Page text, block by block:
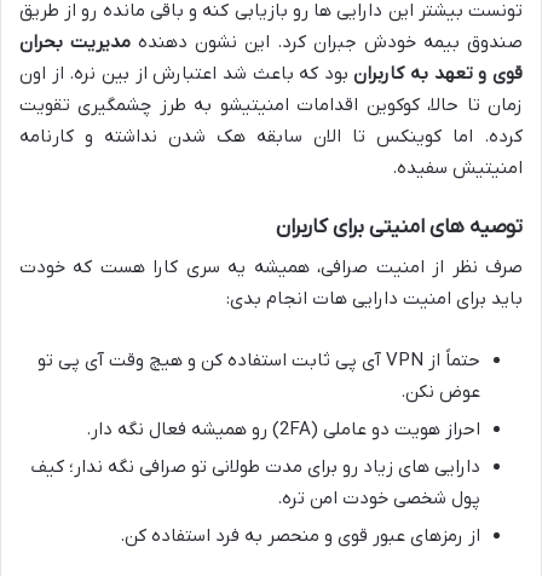
تونست بیشتر این دارایی ها رو بازیابی کنه و باقی مانده رو از طریق
صندوق بیمه خودش جبران کرد. این نشون دهنده مدیریت بحران
قوی و تعهد به کاربرانبود که باعث شد اعتبارش از بین نره. از اون
زمان تا حالا، کوکوین اقدامات امنیتیشو به طرز چشمگیری تقویت
کرده. اما کوینکس تا الان سابقه هک شدن نداشته و کارنامه
امنیتیش سفیده.
توصیه های امنیتی برای کاربران
صرف نظر از امنیت صرافی، همیشه یه سری کارا هست که خودت
باید برای امنیت دارایی هات انجام بدی:
حتماً از VPN آی پی ثابت استفاده کن و هیچ وقت آی پی تو
عوض نکن.
احراز هویت دو عاملی (2FA) رو همیشه فعال نگه دار.
دارایی های زیاد رو برای مدت طولانی تو صرافی نگه ندار؛ کیف
پول شخصی خودت امن تره.
از رمزهای عبور قوی و منحصر به فرد استفاده کن.